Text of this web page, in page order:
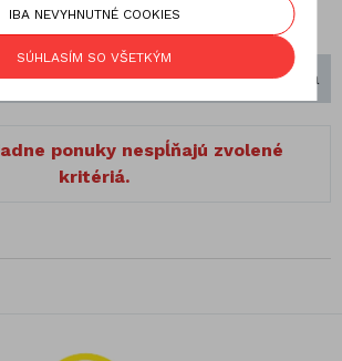
Zoradiť podľa
zamerania
ponuky nespĺňajú zvolené
kritériá.
IBA NEVYHNUTNÉ COOKIES
SÚHLASÍM SO VŠETKÝM